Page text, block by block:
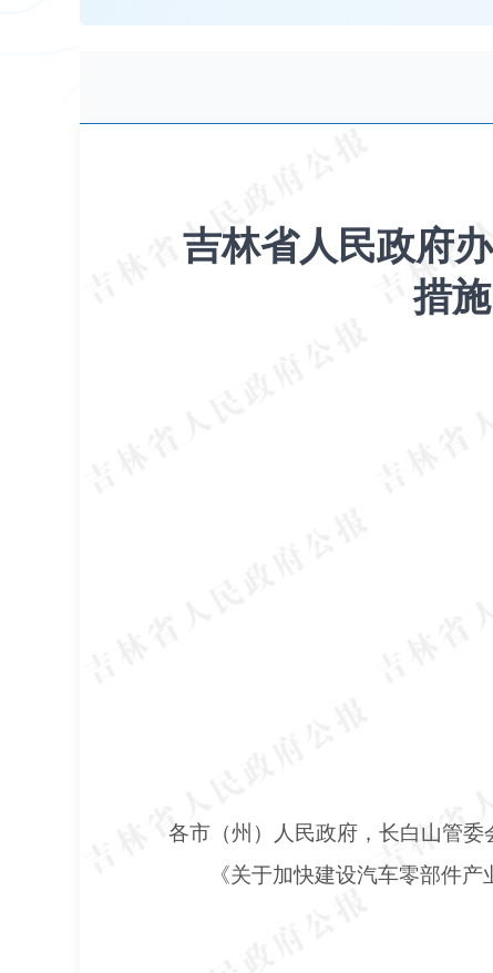
吉林省人民政府
措
各市（州）人民政府，长白山管委
《关于加快建设汽车零部件